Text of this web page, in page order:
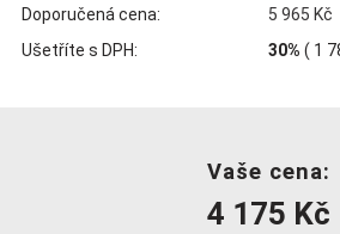
Doporučená cena:
5 965 Kč
Ušetříte s DPH:
30% ( 1
Vaše cena:
4 175 Kč